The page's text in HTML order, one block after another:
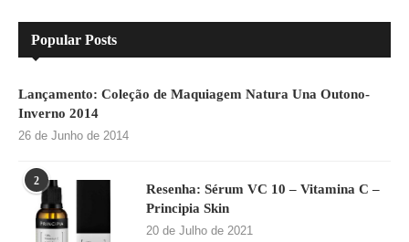
Popular Posts
Lançamento: Coleção de Maquiagem Natura Una Outono-
Inverno 2014
26 de Junho de 2014
2
Resenha: Sérum VC 10 – Vitamina C –
Principia Skin
20 de Julho de 2021